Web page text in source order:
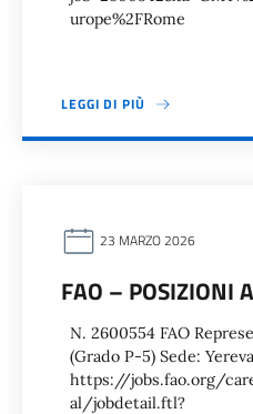
urope%2FRome
LEGGI DI PIÙ
23 MARZO 2026
FAO – POSIZIONI
N. 2600554 FAO
(Grado P-5) Sede:
https://jobs.fao.org/
al/jobdetail.ftl?